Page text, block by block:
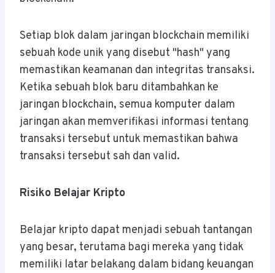
Setiap blok dalam jaringan blockchain memiliki
sebuah kode unik yang disebut "hash" yang
memastikan keamanan dan integritas transaksi.
Ketika sebuah blok baru ditambahkan ke
jaringan blockchain, semua komputer dalam
jaringan akan memverifikasi informasi tentang
transaksi tersebut untuk memastikan bahwa
transaksi tersebut sah dan valid.
Risiko Belajar Kripto
Belajar kripto dapat menjadi sebuah tantangan
yang besar, terutama bagi mereka yang tidak
memiliki latar belakang dalam bidang keuangan